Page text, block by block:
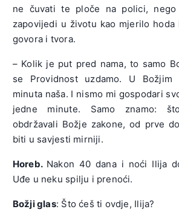
ne čuvati te ploče na polici, nego
zapovijedi u životu kao mjerilo hoda
govora i tvora.
– Kolik je put pred nama, to samo
se Providnost uzdamo. U Božjim
minuta naša. I nismo mi gospodari
jedne minute. Samo znamo:
obdržavali Božje zakone, od prve
biti u savjesti mirniji.
Horeb. Nakon 40 dana i noći Ilija
Uđe u neku spilju i prenoći.
Božji glas: Što ćeš ti ovdje, Ilija?